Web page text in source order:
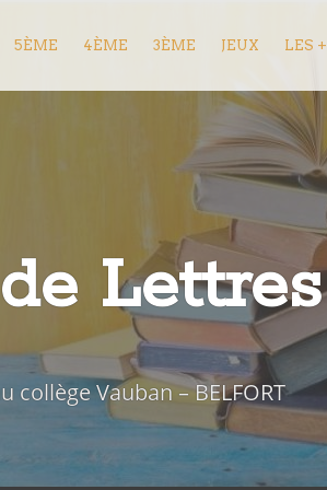
5ÈME 4ÈME 3ÈME JEUX LES +
Lettres
collège Vauban – BELFORT